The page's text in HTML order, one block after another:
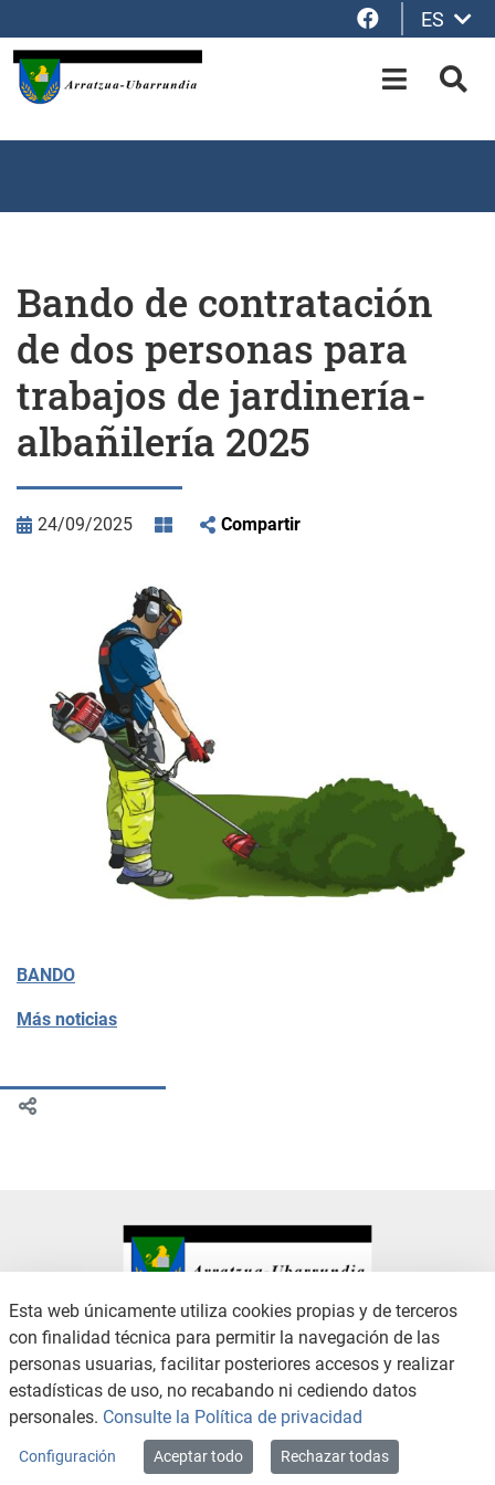
Facebook
ES
OPEN-
Bando de contratación
de dos personas para
trabajos de jardinería-
albañilería 2025
24/09/2025 Compartir
BANDO
Más noticias
Copyright © 2026 / Excmo. arratzua | Todos los derechos reservados.
Esta web únicamente utiliza cookies propias y de terceros
con finalidad técnica para permitir la navegación de las
personas usuarias, facilitar posteriores accesos y realizar
estadísticas de uso, no recabando ni cediendo datos
personales. Consulte la Política de privacidad
Configuración Aceptar todo Rechazar todas